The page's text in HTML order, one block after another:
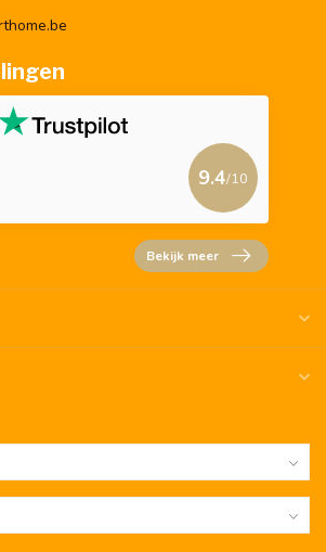
9.4/10
Bekijk meer